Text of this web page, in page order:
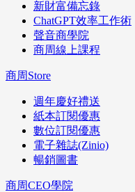
新財富備忘錄
ChatGPT效率工作術
聲音商學院
商周線上課程
商周Store
週年慶好禮送
紙本訂閱優惠
數位訂閱優惠
電子雜誌(Zinio)
暢銷圖書
商周CEO學院